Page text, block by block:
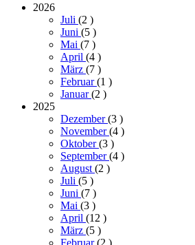
2026
Juli (2 )
Juni (5 )
Mai (7 )
April (4 )
März (7 )
Februar(1 )
Januar(2 )
2025
Dezember(3 )
November(4 )
Oktober(3 )
September(4 )
August (2 )
Juli (5 )
Juni (7 )
Mai (3 )
April (12 )
März (5 )
Februar(2 )